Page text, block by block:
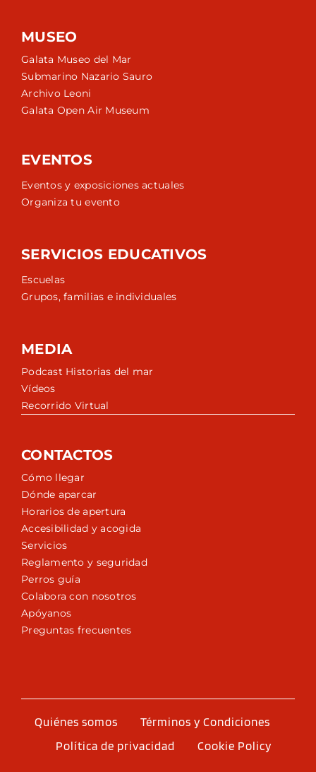
MUSEO
Galata Museo del Mar
Submarino Nazario Sauro
Archivo Leoni
Galata Open Air Museum
EVENTOS
Eventos y exposiciones actuales
Organiza tu evento
SERVICIOS EDUCATIVOS
Escuelas
Grupos, familias e individuales
MEDIA
Podcast Historias del mar
Vídeos
Recorrido Virtual
CONTACTOS
Cómo llegar
Dónde aparcar
Horarios de apertura
Accesibilidad y acogida
Servicios
Reglamento y seguridad
Perros guía
Colabora con nosotros
Apóyanos
Preguntas frecuentes
Quiénes somos
Términos y Condiciones
Política de privacidad
Cookie Policy